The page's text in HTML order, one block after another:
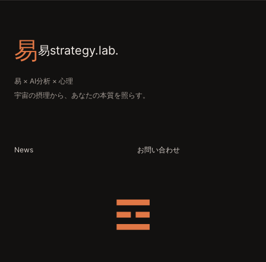
易易strategy.lab.
易 × AI分析 × 心理
宇宙の摂理から、あなたの本質を照らす。
News お問い合わせ
☲